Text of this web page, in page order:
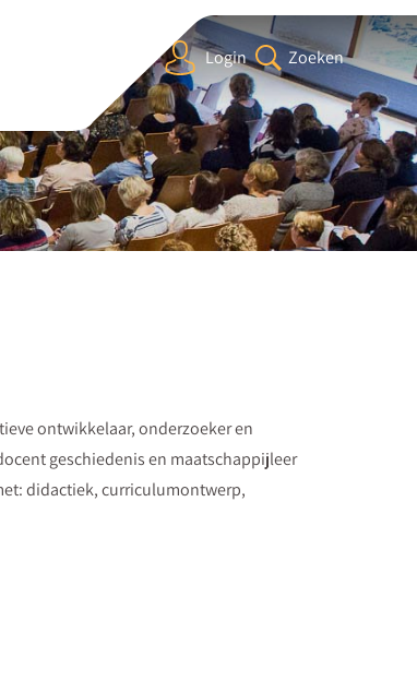
Login Zoeken
ontwikkelaar, onderzoeker en
geschiedenis en maatschappijleer
didactiek, curriculumontwerp,